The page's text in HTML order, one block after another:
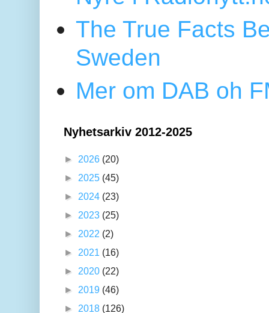
The True Facts
Sweden
Mer om DAB oh
Nyhetsarkiv 2012-2025
► 2026 (20)
► 2025 (45)
► 2024 (23)
► 2023 (25)
► 2022 (2)
► 2021 (16)
► 2020 (22)
► 2019 (46)
► 2018 (126)